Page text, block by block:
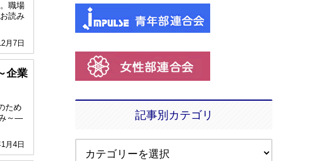
職場
読み
月7日
企業
ため
～―
月4日
記事別カテゴリ